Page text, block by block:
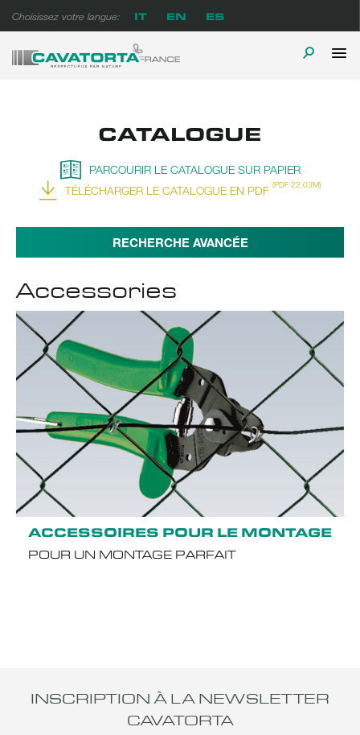
to
content
Choisissez votre langue: IT EN ES
TOGGLE
CATALOGUE
PARCOURIR LE CATALOGUE SUR PAPIER
TÉLÉCHARGER LE CATALOGUE EN PDF (PDF 22.03M)
RECHERCHE AVANCÉE
Accessories
ACCESSOIRES POUR LE MONTAGE
POUR UN MONTAGE PARFAIT
INSCRIPTION À LA NEWSLETTER
CAVATORTA